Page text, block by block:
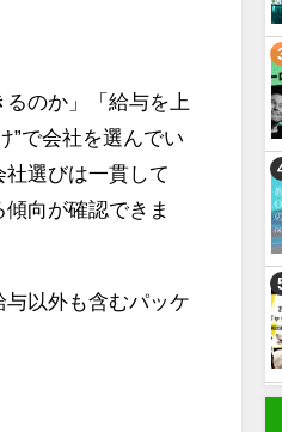
のか」「給与を上
”で会社を選んでい
選びは一貫して
向が確認できま
以外も含むパッケ